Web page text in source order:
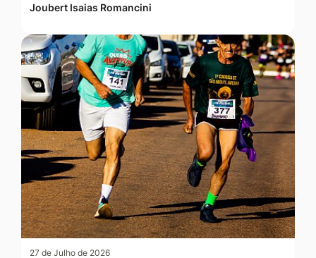
Joubert Isaias Romancini
27 de Julho de 2026